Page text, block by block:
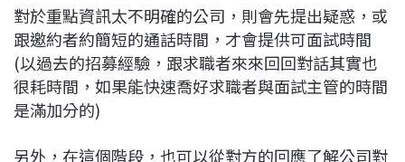
對於重點資訊太不明確的公司，則會先提出疑惑，或
跟邀約者約簡短的通話時間，才會提供可面試時間
(以過去的招募經驗，跟求職者來來回回對話其實也
很耗時間，如果能快速喬好求職者與面試主管的時間
是滿加分的)
另外，在這個階段，也可以從對方的回應了解公司對